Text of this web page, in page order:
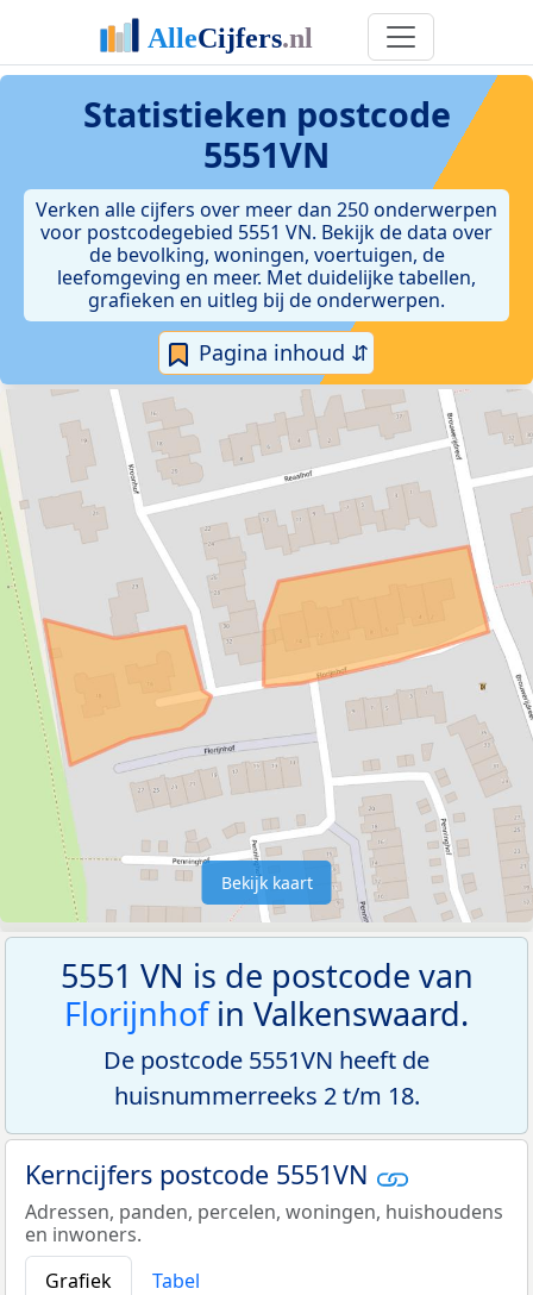
Statistieken postcode
5551VN
Verken alle cijfers over meer dan 250 onderwerpen
voor postcodegebied 5551 VN. Bekijk de data over
de bevolking, woningen, voertuigen, de
leefomgeving en meer. Met duidelijke tabellen,
grafieken en uitleg bij de onderwerpen.
Pagina inhoud ⇵
Bekijk kaart
5551 VN is de postcode van
Florijnhofin Valkenswaard.
De postcode 5551VN heeft de
huisnummerreeks 2 t/m 18.
Kerncijfers postcode 5551VN
Adressen, panden, percelen, woningen, huishoudens
en inwoners.
Grafiek
Tabel